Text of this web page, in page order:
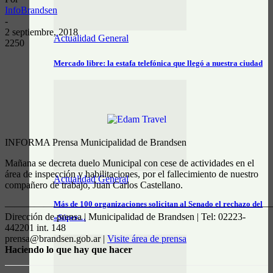
Actualidad General
Mercado libre: la estafa telefónica que llegó a nuestra ciudad
Actualidad General
Más de 100 organizaciones solicitan al Senado el rechazo del
«Súper…
InfoBrandsen
-
2 septiembre, 2018
2250
INFORMA Prensa Municipalidad de Brandsen
Mañana se decreta duelo Municipal con cese de actividades en el
área de inspección y habilitaciones, por el fallecimiento de nuestro
compañero de trabajo, Juan Carlos Castellano.
Dirección de prensa | Municipalidad de Brandsen | Tel: 02223-
442201 int. 148
prensa@brandsen.gob.ar | Visite área de prensa
Haciendo lo que hay que hacer